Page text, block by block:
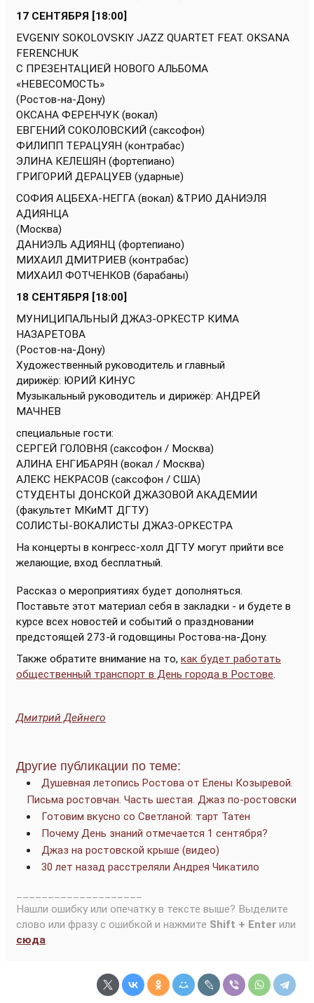
17 СЕНТЯБРЯ [18:00]
EVGENIY SOKOLOVSKIY JAZZ QUARTET FEAT. OKSANA
FERENCHUK
С ПРЕЗЕНТАЦИЕЙ НОВОГО АЛЬБОМА
«НЕВЕСОМОСТЬ»
(Ростов-на-Дону)
ОКСАНА ФЕРЕНЧУК (вокал)
ЕВГЕНИЙ СОКОЛОВСКИЙ (саксофон)
ФИЛИПП ТЕРАЦУЯН (контрабас)
ЭЛИНА КЕЛЕШЯН (фортепиано)
ГРИГОРИЙ ДЕРАЦУЕВ (ударные)
СОФИЯ АЦБЕХА-НЕГГА (вокал) &ТРИО ДАНИЭЛЯ
АДИЯНЦА
(Москва)
ДАНИЭЛЬ АДИЯНЦ (фортепиано)
МИХАИЛ ДМИТРИЕВ (контрабас)
МИХАИЛ ФОТЧЕНКОВ (барабаны)
18 СЕНТЯБРЯ [18:00]
МУНИЦИПАЛЬНЫЙ ДЖАЗ-ОРКЕСТР КИМА
НАЗАРЕТОВА
(Ростов-на-Дону)
Художественный руководитель и главный
дирижёр: ЮРИЙ КИНУС
Музыкальный руководитель и дирижёр: АНДРЕЙ
МАЧНЕВ
специальные гости:
СЕРГЕЙ ГОЛОВНЯ (саксофон / Москва)
АЛИНА ЕНГИБАРЯН (вокал / Москва)
АЛЕКС НЕКРАСОВ (саксофон / США)
СТУДЕНТЫ ДОНСКОЙ ДЖАЗОВОЙ АКАДЕМИИ
(факультет МКиМТ ДГТУ)
СОЛИСТЫ-ВОКАЛИСТЫ ДЖАЗ-ОРКЕСТРА
На концерты в конгресс-холл ДГТУ могут прийти все
желающие, вход бесплатный.
Рассказ о мероприятиях будет дополняться.
Поставьте этот материал себя в закладки - и будете в
курсе всех новостей и событий о праздновании
предстоящей 273-й годовщины Ростова-на-Дону.
Также обратите внимание на то, как будет работать
общественный транспорт в День города в Ростове.
Дмитрий Дейнего
Другие публикации по теме:
Душевная летопись Ростова от Елены Козыревой.
Письма ростовчан. Часть шестая. Джаз по-ростовски
Готовим вкусно со Светланой: тарт Татен
Почему День знаний отмечается 1 сентября?
Джаз на ростовской крыше (видео)
30 лет назад расстреляли Андрея Чикатило
Нашли ошибку или опечатку в тексте выше? Выделите
слово или фразу с ошибкой и нажмите Shift + Enter или
сюда.